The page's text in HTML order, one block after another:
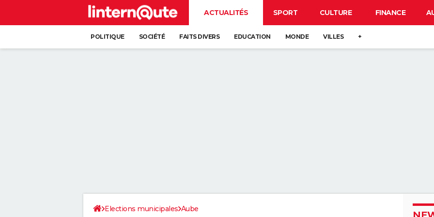
ACTUALITÉS SPORT CULTURE FINANCE
POLITIQUE SOCIÉTÉ FAITS DIVERS EDUCATION MONDE VILLES +
Elections municipales Aube